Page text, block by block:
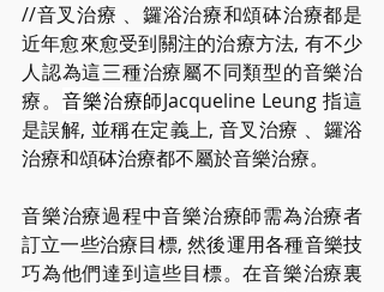
//音叉治療 、鑼浴治療和頌砵治療都是
近年愈來愈受到關注的治療方法, 有不少
人認為這三種治療屬不同類型的音樂治
療。 音樂治療師Jacqueline Leung 指這
是誤解, 並稱在定義上, 音叉治療 、鑼浴
治療和頌砵治療都不屬於音樂治療。
音樂治療過程中音樂治療師需為治療者
訂立一些治療目標, 然後運用各種音樂技
巧為他們達到這些目標。在音樂治療裏